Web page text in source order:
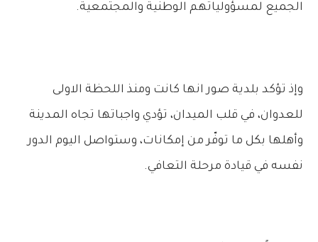
الجميع لمسؤولياتهم الوطنية والمجتمعية.
وإذ تؤكد بلدية صور انها كانت ومنذ اللحظة الاولى
للعدوان، في قلب الميدان، تؤدي واجباتها تجاه المدينة
وأهلها بكل ما توفّر من إمكانات، وستواصل اليوم الدور
نفسه في قيادة مرحلة التعافي.